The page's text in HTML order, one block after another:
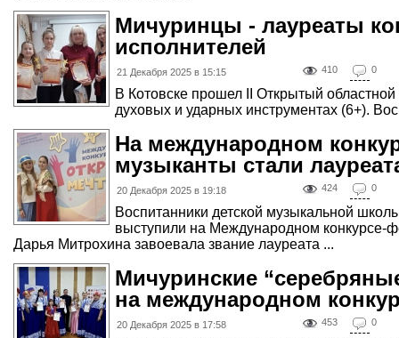
Мичуринцы - лауреаты
исполнителей
21 Декабря 2025 в 15:15 410 0
В Котовске прошел II Открытый
духовых и ударных инструментах (6+).
На международном
музыканты стали
20 Декабря 2025 в 19:18 424 0
Воспитанники детской музыкальной
выступили на Международном конкурсе-
Дарья Митрохина завоевала звание лауреата ...
Мичуринские
на международном
20 Декабря 2025 в 17:58 453 0